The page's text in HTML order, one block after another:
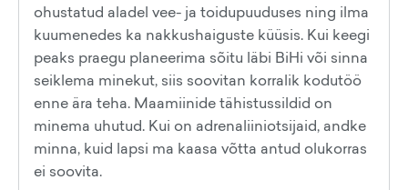
ohustatud aladel vee- ja toidupuuduses ning ilma
kuumenedes ka nakkushaiguste küüsis. Kui keegi
peaks praegu planeerima sõitu läbi BiHi või sinna
seiklema minekut, siis soovitan korralik kodutöö
enne ära teha. Maamiinide tähistussildid on
minema uhutud. Kui on adrenaliiniotsijaid, andke
minna, kuid lapsi ma kaasa võtta antud olukorras
ei soovita.